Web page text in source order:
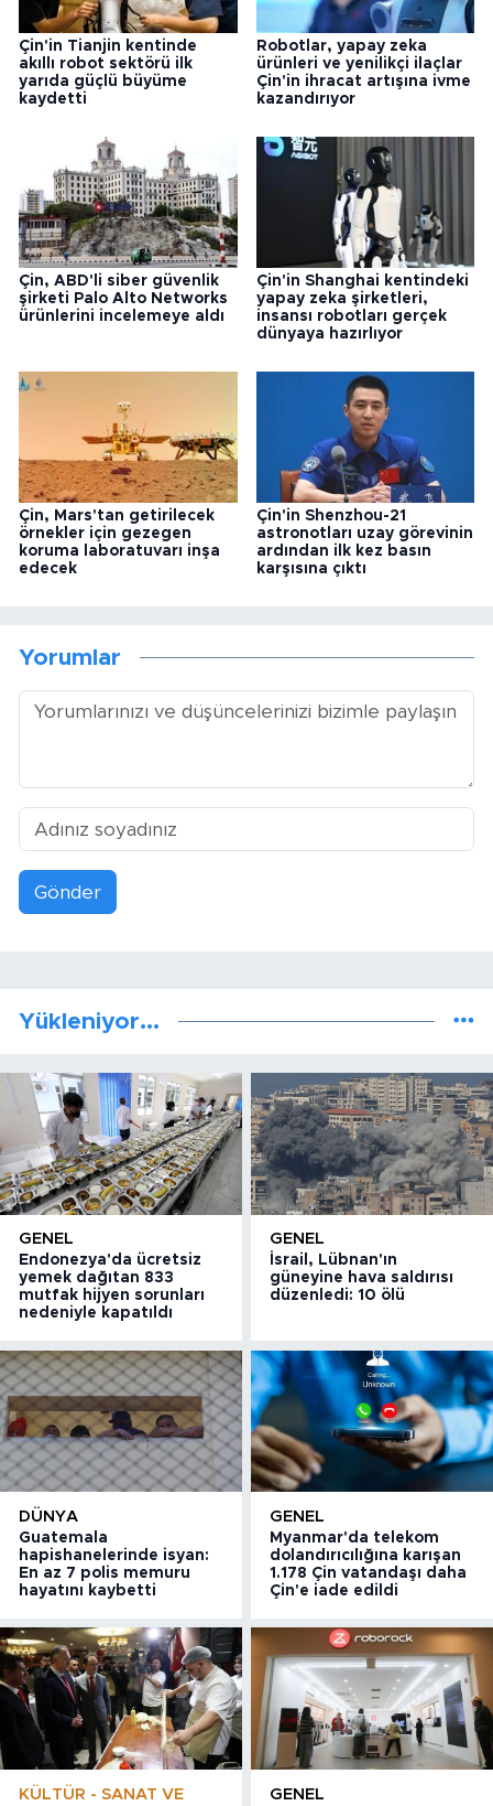
Çin'in Tianjin kentinde
akıllı robot sektörü ilk
yarıda güçlü büyüme
kaydetti
Robotlar, yapay zeka
ürünleri ve yenilikçi ilaçlar
Çin'in ihracat artışına ivme
kazandırıyor
Çin, ABD'li siber güvenlik
şirketi Palo Alto Networks
ürünlerini incelemeye aldı
Çin'in Shanghai kentindeki
yapay zeka şirketleri,
insansı robotları gerçek
dünyaya hazırlıyor
Çin, Mars'tan getirilecek
örnekler için gezegen
koruma laboratuvarı inşa
edecek
Çin'in Shenzhou-21
astronotları uzay görevinin
ardından ilk kez basın
karşısına çıktı
Yorumlar
Gönder
Yükleniyor...
GENEL
Endonezya'da ücretsiz
yemek dağıtan 833
mutfak hijyen sorunları
nedeniyle kapatıldı
GENEL
İsrail, Lübnan'ın
güneyine hava saldırısı
düzenledi: 10 ölü
DÜNYA
Guatemala
hapishanelerinde isyan:
En az 7 polis memuru
hayatını kaybetti
GENEL
Myanmar'da telekom
dolandırıcılığına karışan
1.178 Çin vatandaşı daha
Çin'e iade edildi
KÜLTÜR - SANAT VE
GENEL